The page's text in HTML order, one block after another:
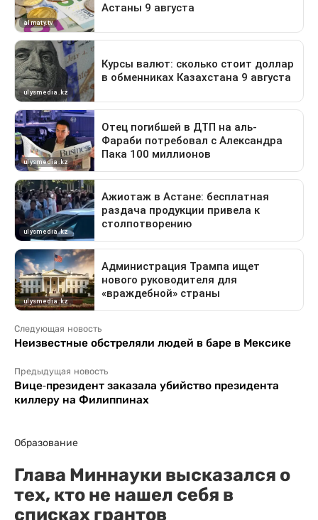
Следующая новость
Неизвестные обстреляли людей в баре в Мексике
Предыдущая новость
Вице-президент заказала убийство президента
киллеру на Филиппинах
Образование
Глава Миннауки высказался о
тех, кто не нашел себя в
списках грантов